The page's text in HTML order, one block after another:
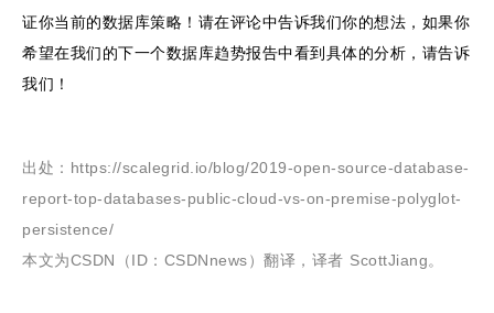
证你当前的数据库策略！请在评论中告诉我们你的想法，如果你
希望在我们的下一个数据库趋势报告中看到具体的分析，请告诉
我们！
出处：https://scalegrid.io/blog/2019-open-source-database-
report-top-databases-public-cloud-vs-on-premise-polyglot-
persistence/
本文为CSDN（ID：CSDNnews）翻译，译者 ScottJiang。